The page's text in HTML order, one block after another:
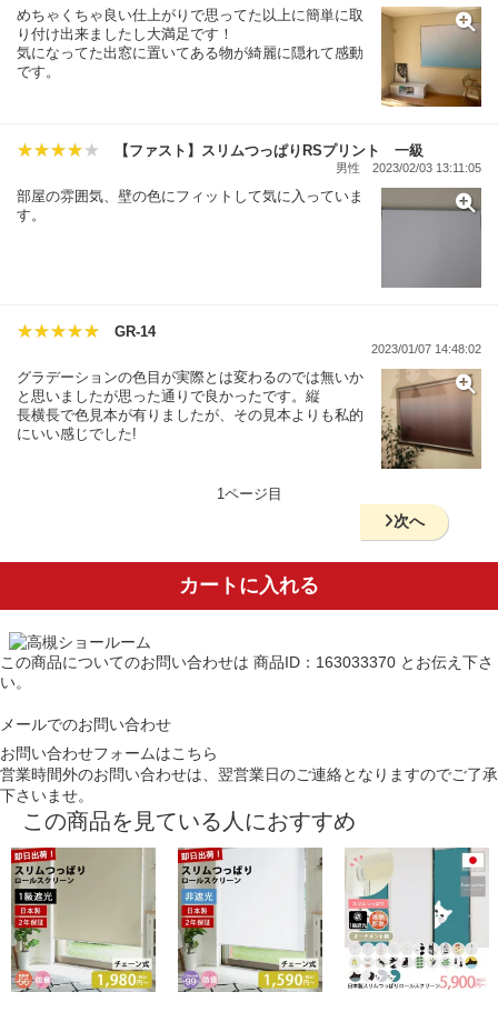
めちゃくちゃ良い仕上がりで思ってた以上に簡単に取
り付け出来ましたし大満足です！
気になってた出窓に置いてある物が綺麗に隠れて感動
です。
【ファスト】スリムつっぱりRSプリント 一級
男性 2023/02/03 13:11:05
部屋の雰囲気、壁の色にフィットして気に入っていま
す。
GR-14
2023/01/07 14:48:02
グラデーションの色目が実際とは変わるのでは無いか
と思いましたが思った通りで良かったです。縦
長横長で色見本が有りましたが、その見本よりも私的
にいい感じでした!
1ページ目
次へ
カートに入れる
この商品についてのお問い合わせは 商品ID：163033370 とお伝え下さ
い。
メールでのお問い合わせ
お問い合わせフォームはこちら
営業時間外のお問い合わせは、翌営業日のご連絡となりますのでご了承
下さいませ。
この商品を見ている人におすすめ